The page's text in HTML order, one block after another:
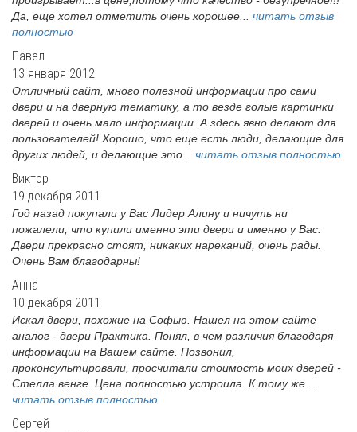
Да, еще хотел отметить очень хорошее... читать отзыв
полностью
Павел
13 января 2012
Отличный сайт, много полезной информации про сами
двери и на дверную тематику, а то везде голые картинки
дверей и очень мало информации. А здесь явно делают для
пользователей! Хорошо, что еще есть люди, делающие для
других людей, и делающие это... читать отзыв полностью
Виктор
19 декабря 2011
Год назад покупали у Вас Лидер Алину и ничуть ни
пожалели, что купили именно эти двери и именно у Вас.
Двери прекрасно стоят, никаких нареканий, очень рады.
Очень Вам благодарны!
Анна
10 декабря 2011
Искал двери, похожие на Софью. Нашел на этом сайте
аналог - двери Практика. Понял, в чем различия благодаря
информации на Вашем сайте. Позвонил,
проконсультировали, просчитали стоимость моих дверей -
Стелла венге. Цена полностью устроила. К тому же...
читать отзыв полностью
Сергей